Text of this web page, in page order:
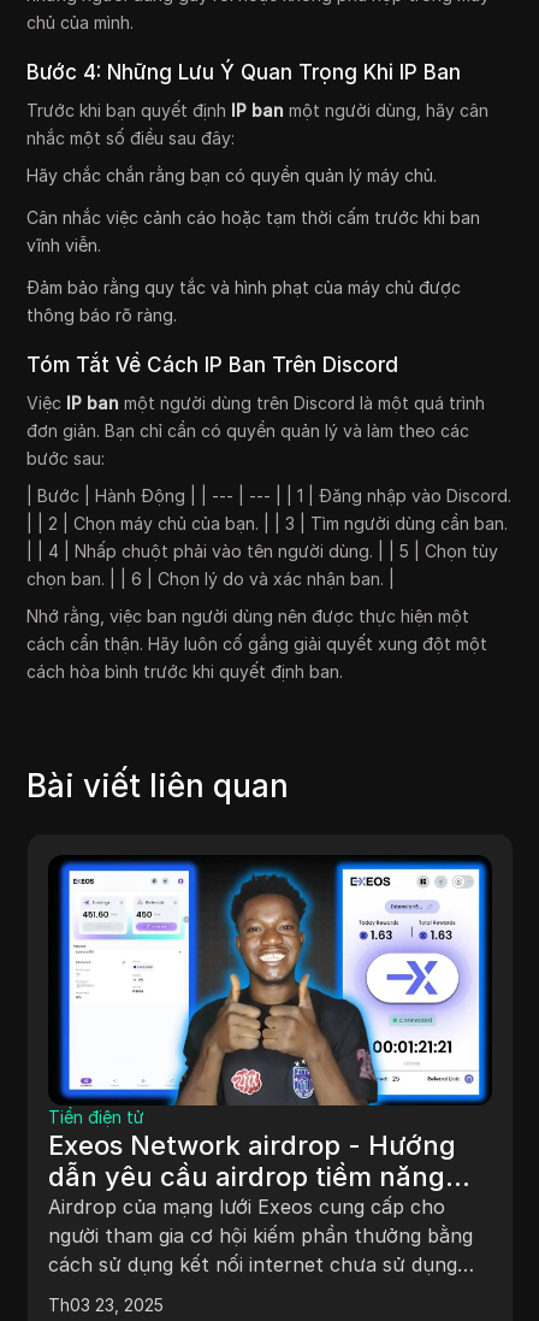
chủ của mình.
Bước 4: Những Lưu Ý Quan Trọng Khi IP Ban
Trước khi bạn quyết định IP ban một người dùng, hãy cân
nhắc một số điều sau đây:
Hãy chắc chắn rằng bạn có quyền quản lý máy chủ.
Cân nhắc việc cảnh cáo hoặc tạm thời cấm trước khi ban
vĩnh viễn.
Đảm bảo rằng quy tắc và hình phạt của máy chủ được
thông báo rõ ràng.
Tóm Tắt Về Cách IP Ban Trên Discord
Việc IP ban một người dùng trên Discord là một quá trình
đơn giản. Bạn chỉ cần có quyền quản lý và làm theo các
bước sau:
| Bước | Hành Động | | --- | --- | | 1 | Đăng nhập vào Discord.
| | 2 | Chọn máy chủ của bạn. | | 3 | Tìm người dùng cần ban.
| | 4 | Nhấp chuột phải vào tên người dùng. | | 5 | Chọn tùy
chọn ban. | | 6 | Chọn lý do và xác nhận ban. |
Nhớ rằng, việc ban người dùng nên được thực hiện một
cách cẩn thận. Hãy luôn cố gắng giải quyết xung đột một
cách hòa bình trước khi quyết định ban.
Bài viết liên quan
Tiền điện tử
Exeos Network airdrop - Hướng
dẫn yêu cầu airdrop tiềm năng
$2000 | Hướng dẫn đủ điều kiện
yêu cầu | Exeos 🤑
Airdrop của mạng lưới Exeos cung cấp cho
người tham gia cơ hội kiếm phần thưởng bằng
cách sử dụng kết nối internet chưa sử dụng
của họ. Hướng dẫn này phác thảo các bước để
Th03 23, 2025